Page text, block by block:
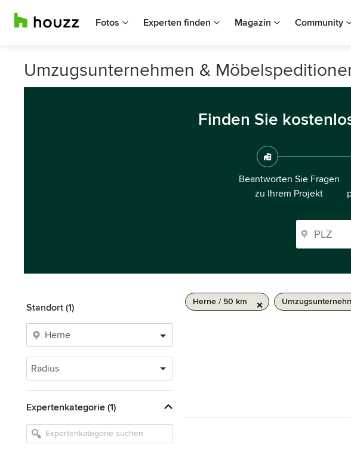
Fotos Experten finden Magazin Community
Umzugsunternehmen &
Finden Sie
Beantworten Sie Fragen
zu Ihrem Projekt
Standort (1)
Radius
Expertenkategorie (1)
Herne / 50 km